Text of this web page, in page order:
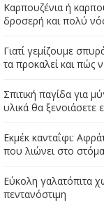
Καρπουζένια ή
δροσερή και πολύ
Γιατί γεμίζουμε
τα προκαλεί και πώς
Σπιτική παγίδα για
υλικά θα ξενοιάσετε
Εκμέκ κανταΐφι:
που λιώνει στο στόμα
Εύκολη γαλατόπιτα
πεντανόστιμη